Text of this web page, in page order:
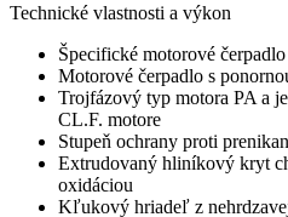
Technické vlastnosti a výkon
Špecifické motorové
Motorové čerpadlo s
Trojfázový typ motora PA a
CL.F. motore
Stupeň ochrany proti
Extrudovaný hliníkový kryt
oxidáciou
Kľukový hriadeľ z